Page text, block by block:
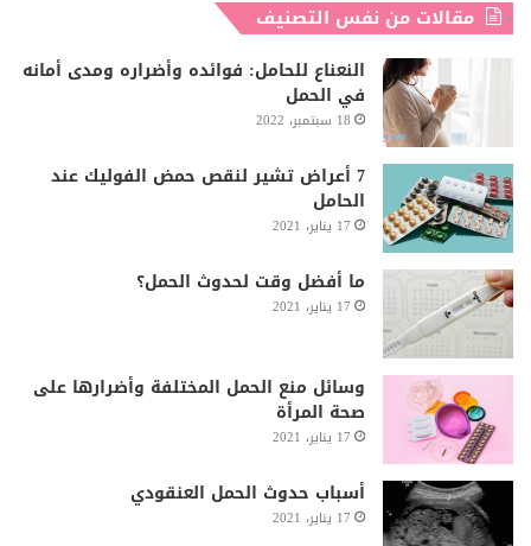
مقالات من نفس التصنيف
النعناع للحامل: فوائده وأضراره ومدى أمانه
في الحمل
18 سبتمبر، 2022
7 أعراض تشير لنقص حمض الفوليك عند
الحامل
17 يناير، 2021
ما أفضل وقت لحدوث الحمل؟
17 يناير، 2021
وسائل منع الحمل المختلفة وأضرارها على
صحة المرأة
17 يناير، 2021
أسباب حدوث الحمل العنقودي
17 يناير، 2021